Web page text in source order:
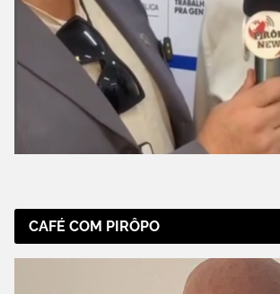
CAFÉ COM PIRÔPO